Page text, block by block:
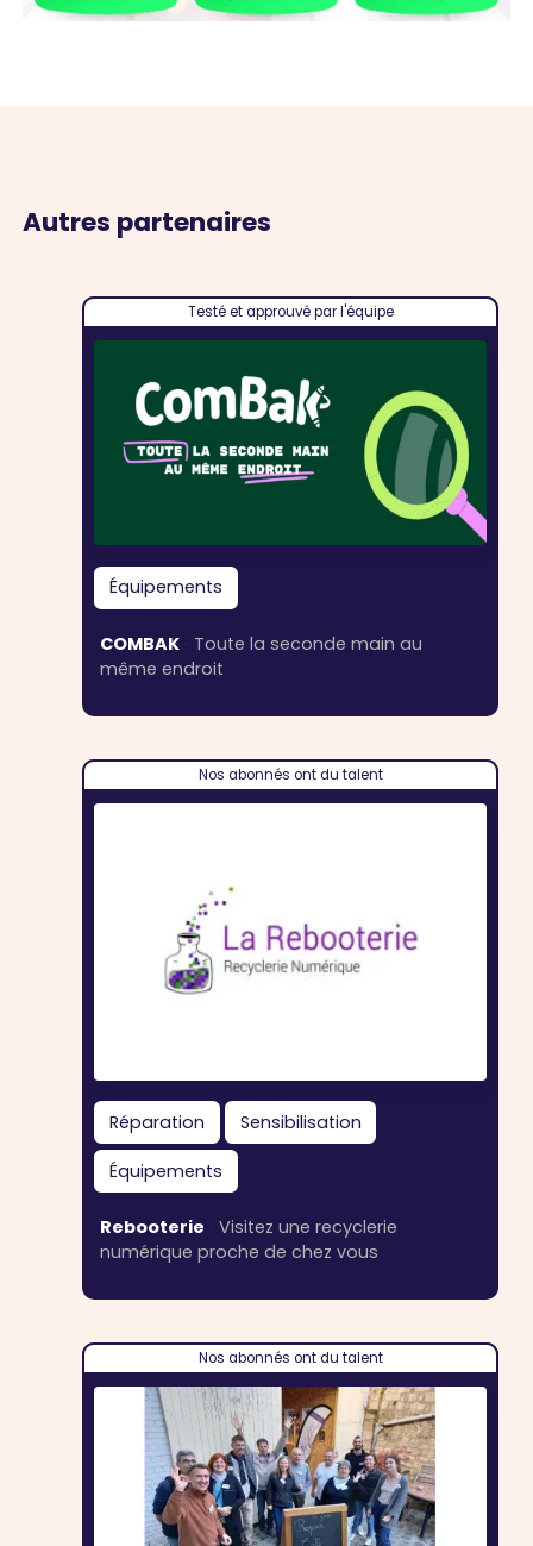
Autres partenaires
Testé et approuvé par l'équipe
Équipements
COMBAK · Toute la seconde main au
même endroit
Nos abonnés ont du talent
Réparation Sensibilisation
Équipements
Rebooterie · Visitez une recyclerie
numérique proche de chez vous
Nos abonnés ont du talent